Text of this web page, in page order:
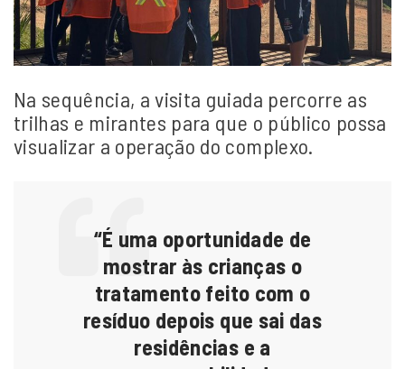
Na sequência, a visita guiada percorre as
trilhas e mirantes para que o público possa
visualizar a operação do complexo.
“É uma oportunidade de
mostrar às crianças o
tratamento feito com o
resíduo depois que sai das
residências e a